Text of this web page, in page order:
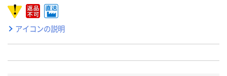
アイコンの説明